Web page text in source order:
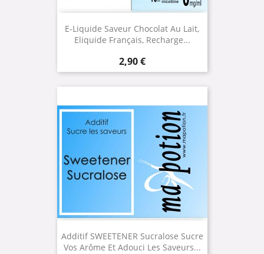
E-Liquide Saveur Chocolat Au Lait,
Eliquide Français, Recharge...
Prix
2,90 €
Additif SWEETENER Sucralose Sucre
Vos Arôme Et Adouci Les Saveurs...